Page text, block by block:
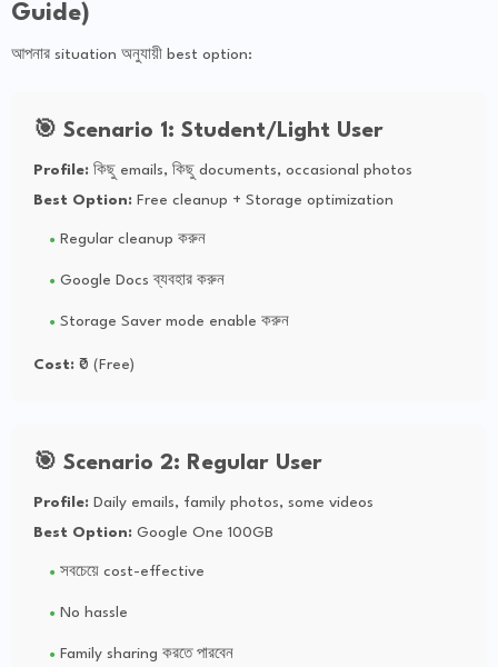
Guide)
আপনার situation অনুযায়ী best option:
🎯 Scenario 1: Student/Light User
Profile: কিছু emails, কিছু documents, occasional photos
Best Option: Free cleanup + Storage optimization
Regular cleanup করুন
Google Docs ব্যবহার করুন
Storage Saver mode enable করুন
Cost: ₹0 (Free)
🎯 Scenario 2: Regular User
Profile: Daily emails, family photos, some videos
Best Option: Google One 100GB
সবচেয়ে cost-effective
No hassle
Family sharing করতে পারবেন